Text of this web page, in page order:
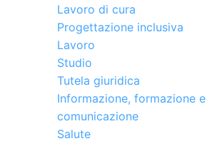
Lavoro di cura
Progettazione inclusiva
Lavoro
Studio
Tutela giuridica
Informazione, formazione e
comunicazione
Salute